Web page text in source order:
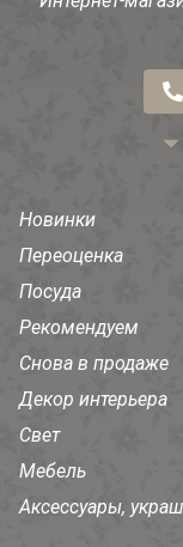
Новинки
Переоценка
Посуда
Рекомендуем
Снова в продаже
Декор интерьера
Свет
Мебель
Аксессуары,